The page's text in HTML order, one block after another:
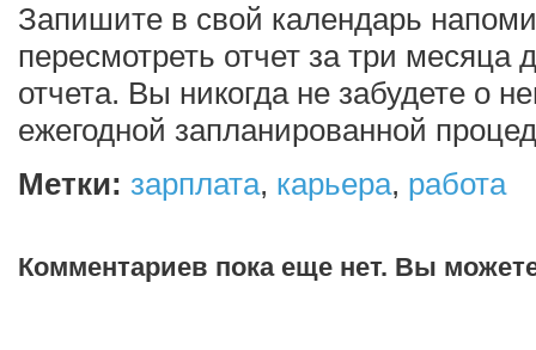
Запишите в свой календарь
пересмотреть отчет за три месяца
отчета. Вы никогда не забудете о
ежегодной запланированной
Метки: зарплата, карьера, работа
Комментариев пока еще нет. Вы